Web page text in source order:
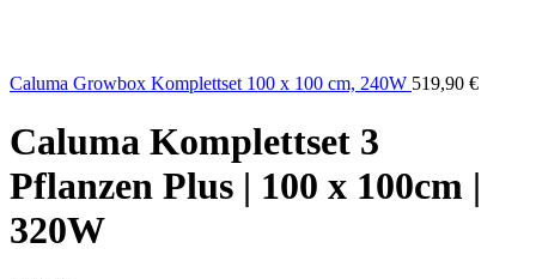
Caluma Growbox Komplettset 100 x 100 cm, 240W 519,90 €
Caluma Komplettset 3
Pflanzen Plus | 100 x 100cm |
320W